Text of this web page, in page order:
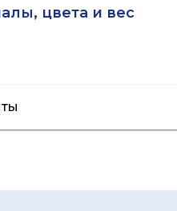
цвета и вес